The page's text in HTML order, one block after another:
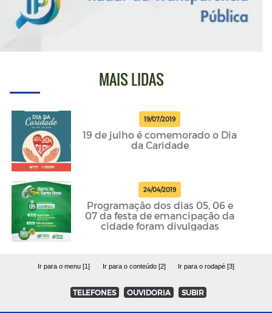
MAIS LIDAS
19/07/2019
19 de julho é comemorado o Dia
da Caridade
24/04/2019
Programação dos dias 05, 06 e
07 da festa de emancipação da
cidade foram divulgadas
Ir para o menu [1] Ir para o conteúdo [2] Ir para o rodapé [3]
TELEFONES OUVIDORIA SUBIR